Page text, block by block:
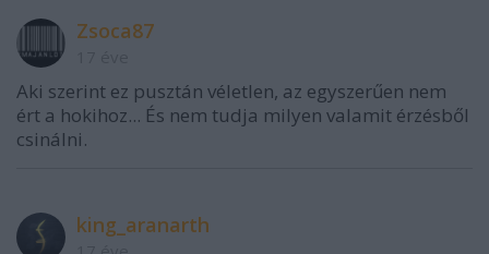
Zsoca87
Aki szerint ez pusztán véletlen, az egyszerűen nem
ért a hokihoz... És nem tudja milyen valamit érzésből
csinálni.
king_aranarth